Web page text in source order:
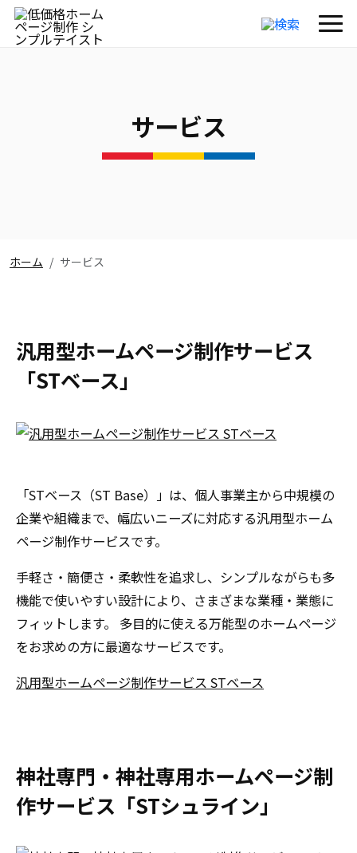
サービス
ホーム サービス
汎用型ホームページ制作サービス
「STベース」
「STベース（ST Base）」は、個人事業主から中規模の
企業や組織まで、幅広いニーズに対応する汎用型ホーム
ページ制作サービスです。
手軽さ・簡便さ・柔軟性を追求し、シンプルながらも多
機能で使いやすい設計により、さまざまな業種・業態に
フィットします。 多目的に使える万能型のホームページ
をお求めの方に最適なサービスです。
汎用型ホームページ制作サービス STベース
神社専門・神社専用ホームページ制
作サービス「STシュライン」